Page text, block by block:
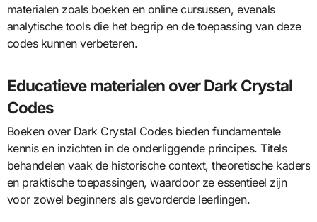
materialen zoals boeken en online cursussen, evenals
analytische tools die het begrip en de toepassing van deze
codes kunnen verbeteren.
Educatieve materialen over Dark Crystal
Codes
Boeken over Dark Crystal Codes bieden fundamentele
kennis en inzichten in de onderliggende principes. Titels
behandelen vaak de historische context, theoretische kaders
en praktische toepassingen, waardoor ze essentieel zijn
voor zowel beginners als gevorderde leerlingen.